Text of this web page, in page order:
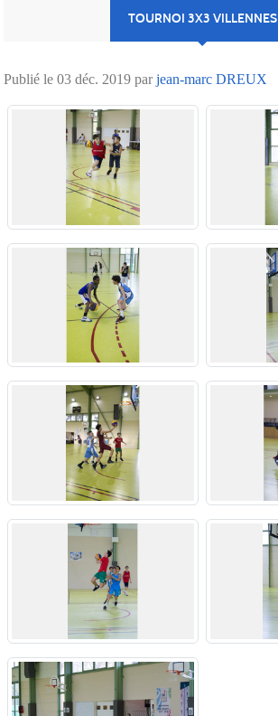
TOURNOI 3X3 VILLENNES
Publié le 03 déc. 2019 parjean-marc DREUX